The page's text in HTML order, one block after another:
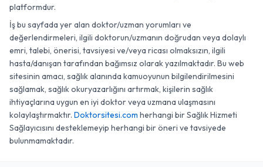
platformdur.
İş bu sayfada yer alan doktor/uzman yorumları ve
değerlendirmeleri, ilgili doktorun/uzmanın doğrudan veya dolaylı
emri, talebi, önerisi, tavsiyesi ve/veya ricası olmaksızın, ilgili
hasta/danışan tarafından bağımsız olarak yazılmaktadır. Bu web
sitesinin amacı, sağlık alanında kamuoyunun bilgilendirilmesini
sağlamak, sağlık okuryazarlığını artırmak, kişilerin sağlık
ihtiyaçlarına uygun en iyi doktor veya uzmana ulaşmasını
kolaylaştırmaktır. Doktorsitesi.com herhangi bir Sağlık Hizmeti
Sağlayıcısını desteklemeyip herhangi bir öneri ve tavsiyede
bulunmamaktadır.